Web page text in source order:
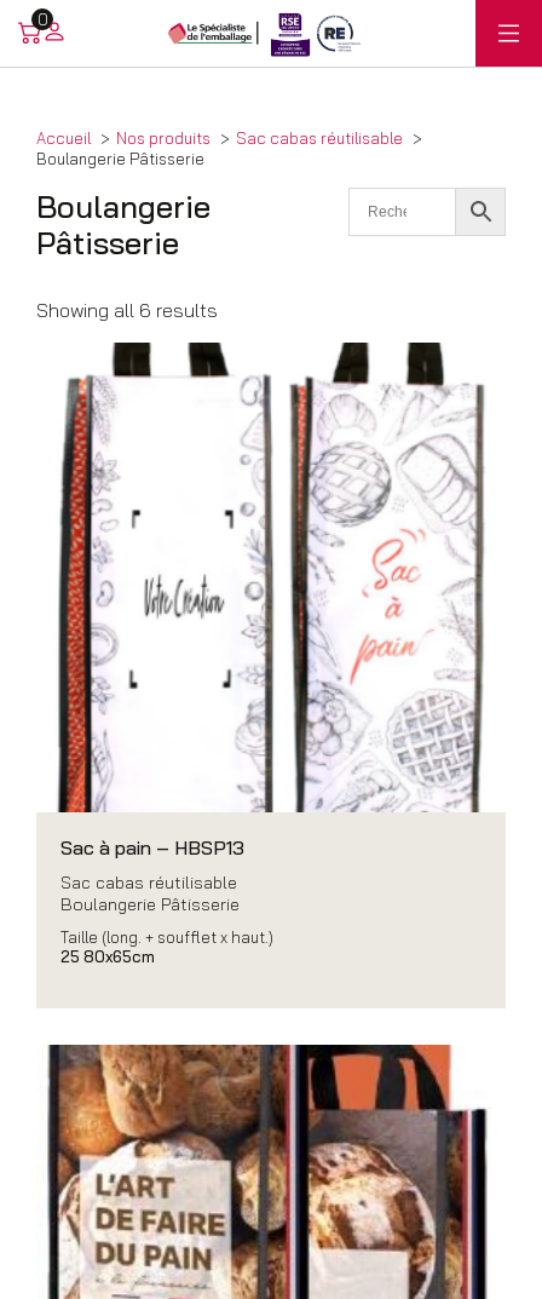
0
Accueil Nos produits
Sac cabas réutilisable
Boulangerie Pâtisserie
Boulangerie
Pâtisserie
Showing all 6 results
Sac à pain – HBSP13
Sac cabas réutilisable
Boulangerie Pâtisserie
Taille (long. + soufflet x haut.)
25 80x65cm